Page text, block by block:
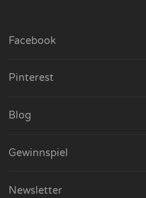
Facebook
Pinterest
Blog
Gewinnspiel
Newsletter